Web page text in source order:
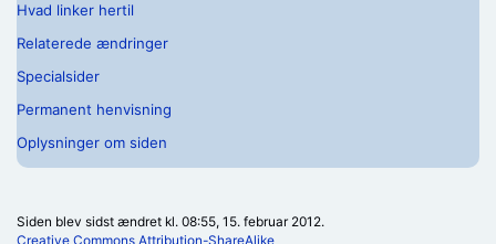
Hvad linker hertil
Relaterede ændringer
Specialsider
Permanent henvisning
Oplysninger om siden
Siden blev sidst ændret kl. 08:55, 15. februar 2012.
Creative Commons Attribution-ShareAlike